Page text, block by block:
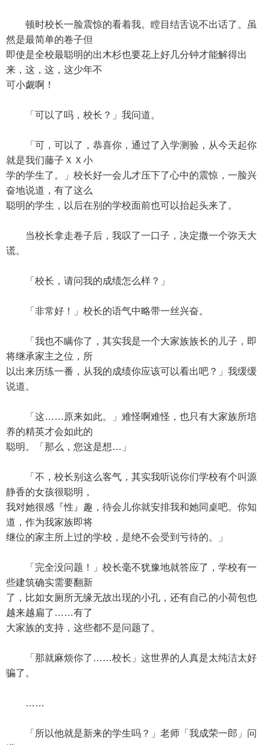
顿时校长一脸震惊的看着我。瞠目结舌说不出话了。虽
然是最简单的卷子但
即使是全校最聪明的出木杉也要花上好几分钟才能解得出
来，这，这，这少年不
可小觑啊！
「可以了吗，校长？」我问道。
「可，可以了，恭喜你，通过了入学测验，从今天起你
就是我们藤子ＸＸ小
学的学生了。」校长好一会儿才压下了心中的震惊，一脸兴
奋地说道，有了这么
聪明的学生，以后在别的学校面前也可以抬起头来了。
当校长拿走卷子后，我叹了一口子，决定撒一个弥天大
谎。
「校长，请问我的成绩怎么样？」
「非常好！」校长的语气中略带一丝兴奋。
「我也不瞒你了，其实我是一个大家族族长的儿子，即
将继承家主之位，所
以出来历练一番，从我的成绩你应该可以看出吧？」我缓缓
说道。
「这……原来如此。」难怪啊难怪，也只有大家族所培
养的精英才会如此的
聪明。「那么，您这是想…」
「不，校长别这么客气，其实我听说你们学校有个叫源
静香的女孩很聪明，
我对她很感『性』趣，待会儿你就安排我和她同桌吧。你知
道，作为我家族即将
继位的家主所上过的学校，是绝不会受到亏待的。」
「完全没问题！」校长毫不犹豫地就答应了，学校有一
些建筑确实需要翻新
了，比如女厕所无缘无故出现的小孔，还有自己的小荷包也
越来越扁了……有了
大家族的支持，这些都不是问题了。
「那就麻烦你了……校长」这世界的人真是太纯洁太好
骗了。
……
「所以他就是新来的学生吗？」老师「我成荣一郎」问